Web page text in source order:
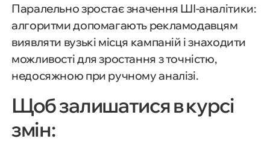
1. Точний таргетинг як основа
успішної кампанії
2. Показник якості: як
Паралельно зростає значення ШІ-аналітики:
алгоритми допомагають рекламодавцям
виявляти вузькі місця кампаній і знаходити
можливості для зростання з точністю,
недосяжною при ручному аналізі.
Щоб залишатися в курсі
змін: